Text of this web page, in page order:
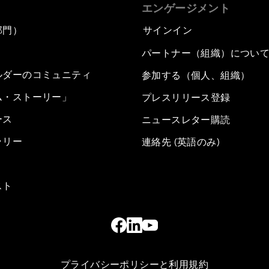
）
ーのコミュニティ
ストーリー」
ー
エンゲージメント
サインイン
パートナー（組織）につい
参加する（個人、組織）
プレスリリース登録
ニュースレター購読
連絡先 (英語のみ)
プライバシーポリシーと利用規約